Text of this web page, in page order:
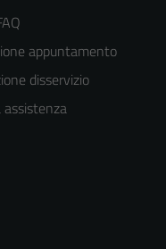
appuntamento
disservizio